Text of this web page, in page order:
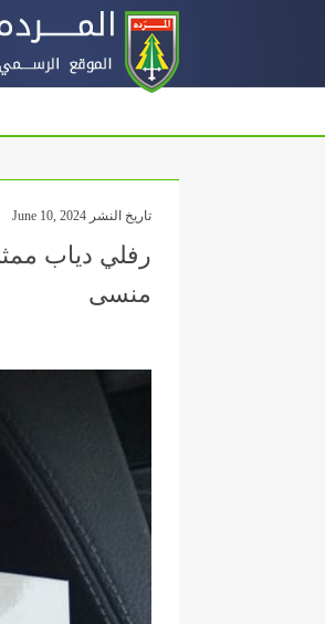
تاريخ النشر June 10, 2024
رفلي دياب
منسى